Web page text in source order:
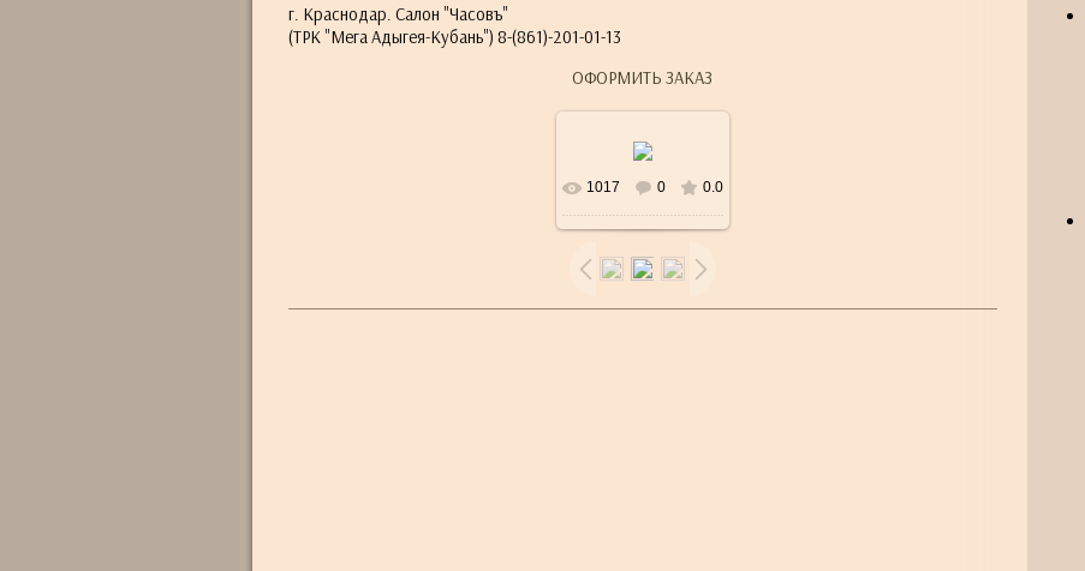
г. Краснодар. Салон "Часовъ"
(ТРК "Мега Адыгея-Кубань") 8-(861)-201-01-13
ОФОРМИТЬ ЗАКАЗ
В реальном
39.7Kb
1017 0 0.0